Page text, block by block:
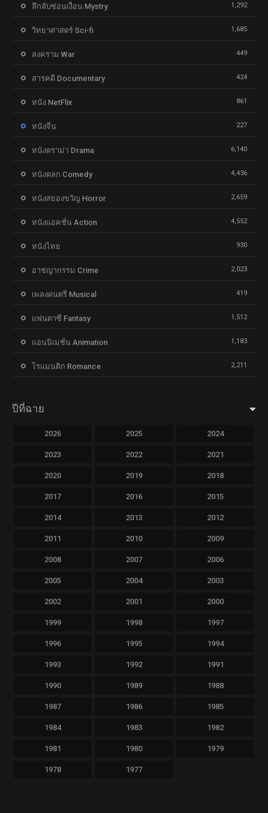
ลึกลับซ่อนเงื่อน Mystry 1,292
วิทยาศาสตร์ Sci-fi 1,685
สงคราม War 449
สารคดี Documentary 424
หนัง NetFlix 861
หนังจีน 227
หนังดราม่า Drama 6,140
หนังตลก Comedy 4,436
หนังสยองขวัญ Horror 2,659
หนังแอคชั่น Action 4,552
หนังไทย 930
อาชญากรรม Crime 2,023
เพลงดนตรี Musical 419
แฟนตาซี Fantasy 1,512
แอนนิเมชั่น Animation 1,183
โรแมนติก Romance 2,211
ปีที่ฉาย
2026 2025 2024
2023 2022 2021
2020 2019 2018
2017 2016 2015
2014 2013 2012
2011 2010 2009
2008 2007 2006
2005 2004 2003
2002 2001 2000
1999 1998 1997
1996 1995 1994
1993 1992 1991
1990 1989 1988
1987 1986 1985
1984 1983 1982
1981 1980 1979
1978 1977